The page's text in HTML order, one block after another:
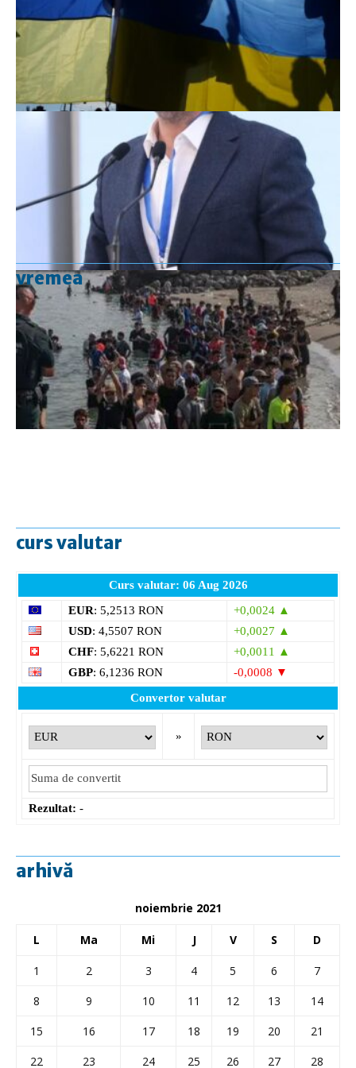
vremea
curs valutar
Curs valutar: 06 Aug 2026
EUR: 5,2513 RON
+0,0024 ▲
USD: 4,5507 RON
+0,0027 ▲
CHF: 5,6221 RON
+0,0011 ▲
GBP: 6,1236 RON
-0,0008 ▼
Convertor valutar
»
Rezultat: -
arhivă
noiembrie 2021
L Ma Mi J V S D
1 2 3 4 5 6
7
8
9 10 11 12 13
14
15
16 17 18 19 20
21
22
23 24 25 26 27
28